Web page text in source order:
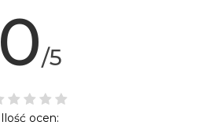
0/5
Ilość ocen: